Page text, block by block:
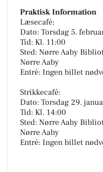
Praktisk Information
Læsecafé:
Dato: Torsdag 5.
Tid: Kl. 11:00
Sted: Nørre Aaby
Nørre Aaby
Entré: Ingen billet
Strikkecafé:
Dato: Torsdag 29.
Tid: Kl. 14:00
Sted: Nørre Aaby
Nørre Aaby
Entré: Ingen billet